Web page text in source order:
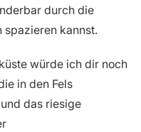
durch die
kannst.
würde ich dir noch
in den Fels
und das riesige